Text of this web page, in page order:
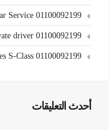
Service 01100092199
driver 01100092199
S-Class 01100092199
أحدث التعليقات